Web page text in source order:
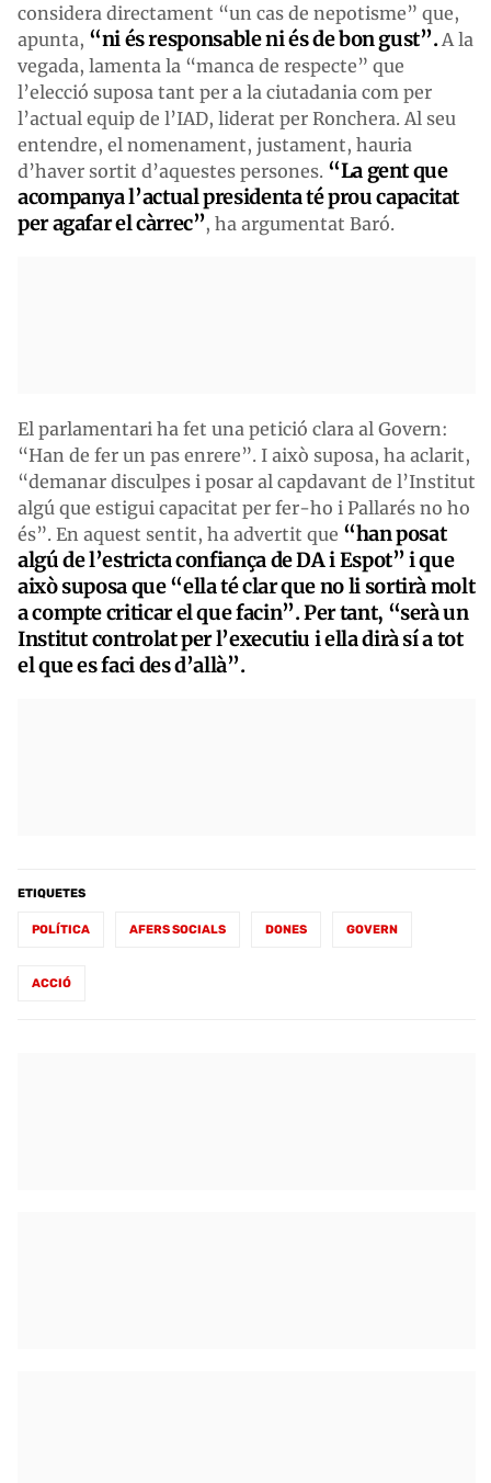
considera directament “un cas de nepotisme” que,
apunta, “ni és responsable ni és de bon gust”.A la
vegada, lamenta la “manca de respecte” que
l’elecció suposa tant per a la ciutadania com per
l’actual equip de l’IAD, liderat per Ronchera. Al seu
entendre, el nomenament, justament, hauria
d’haver sortit d’aquestes persones. “La gent que
acompanya l’actual presidenta téproucapacitat
per agafar el càrrec”, ha argumentat Baró.
El parlamentari ha fet una petició clara al Govern:
“Han de fer un pas enrere”. I això suposa, ha aclarit,
“demanar disculpes i posar al capdavant de l’Institut
algú que estigui capacitat per fer-ho i Pallarés no ho
és”. En aquest sentit, ha advertit que “han posat
algú de l’estricta confiança de DA i Espot” i que
això suposa que “ella té clar que no li sortirà molt
a compte criticar el que facin”. Per tant, “serà un
Institut controlat per l’executiu i ella dirà sí a tot
el que es faci des d’allà”.
ETIQUETES
POLÍTICA AFERS SOCIALS DONES GOVERN
ACCIÓ